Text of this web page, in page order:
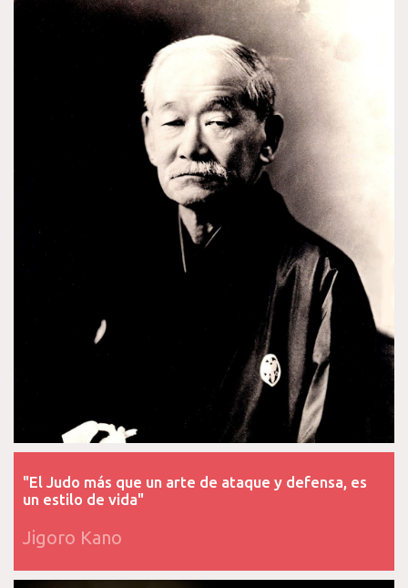
"El Judo más que un arte de ataque y defensa, es
un estilo de vida"
Jigoro Kano